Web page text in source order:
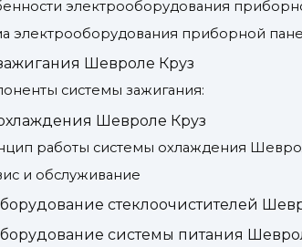
электрооборудования
электрооборудования приборной
Шевроле Круз
системы зажигания:
Шевроле Круз
работы системы охлаждения
и обслуживание
стеклоочистителей
системы питания